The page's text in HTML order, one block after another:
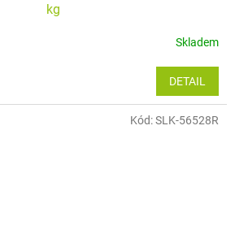
kg
Skladem
DETAIL
Kód:SLK-56528R